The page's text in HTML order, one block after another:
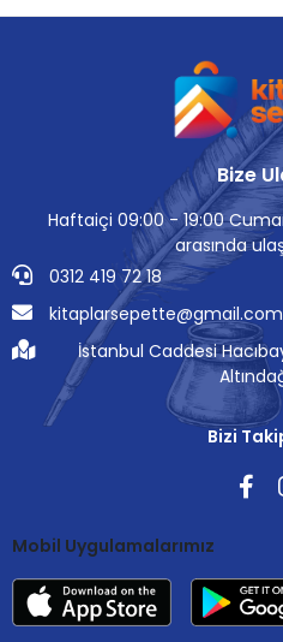
Bize
Haftaiçi 09:00 - 19:00
arasında
0312 419 72 18
kitaplarsepette@gmail.com
İstanbul Caddesi
Bizi
Mobil Uygulamalarımız